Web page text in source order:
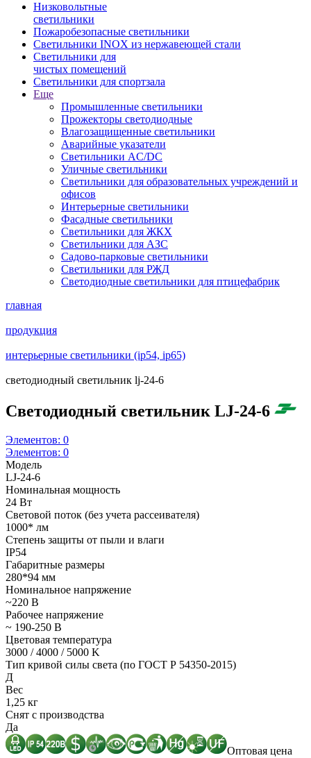
Низковольтные
светильники
Пожаробезопасные светильники
Светильники INOX из нержавеющей стали
Светильники для
чистых помещений
Светильники для спортзала
Еще
Промышленные светильники
Прожекторы светодиодные
Влагозащищенные светильники
Аварийные указатели
Светильники AC/DC
Уличные светильники
Светильники для образовательных учреждений и
офисов
Интерьерные светильники
Фасадные светильники
Светильники для ЖКХ
Светильники для АЗС
Садово-парковые светильники
Светильники для РЖД
Светодиодные светильники для птицефабрик
главная
продукция
интерьерные светильники (ip54, ip65)
светодиодный светильник lj-24-6
Светодиодный светильник LJ-24-6
Элементов: 0
Элементов: 0
Модель
LJ-24-6
Номинальная мощность
24 Вт
Световой поток (без учета рассеивателя)
1000* лм
Степень защиты от пыли и влаги
IP54
Габаритные размеры
280*94 мм
Номинальное напряжение
~220 В
Рабочее напряжение
~ 190-250 В
Цветовая температура
3000 / 4000 / 5000 K
Тип кривой силы света (по ГОСТ Р 54350-2015)
Д
Вес
1,25 кг
Снят с производства
Да
Оптовая цена